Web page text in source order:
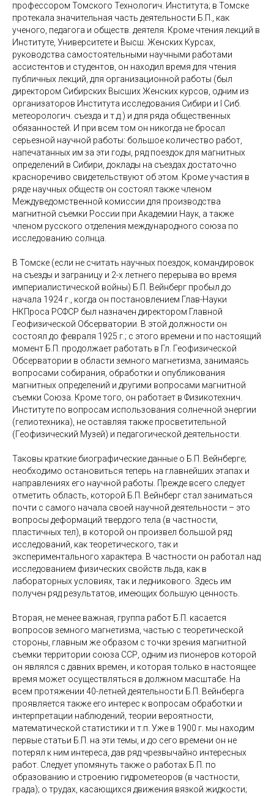
профессором Томского Технологич. Института; в Томске
протекала значительная часть деятельности Б.П., как
ученого, педагога и обществ. деятеля. Кроме чтения лекций в
Институте, Университете и Высш. Женских Курсах,
руководства самостоятельными научными работами
ассистентов и студентов, он находил время для чтения
публичных лекций, для организационной работы (был
директором Сибирских Высших Женских курсов, одним из
организаторов Института исследования Сибири и I Сиб.
метеорологич. съезда и т.д.) и для ряда общественных
обязанностей. И при всем том он никогда не бросал
серьезной научной работы: большое количество работ,
напечатанных им за эти годы, ряд поездок для магнитных
определений в Сибири, доклады на съездах достаточно
красноречиво свидетельствуют об этом. Кроме участия в
ряде научных обществ он состоял также членом
Междуведомственной комиссии для производства
магнитной съемки России при Академии Наук, а также
членом русского отделения международного союза по
исследованию солнца.
В Томске (если не считать научных поездок, командировок
на съезды и заграницу и 2-х летнего перерыва во время
империалистической войны) Б.П. Вейнберг пробыл до
начала 1924 г., когда он постановлением Глав-Науки
НКПроса РСФСР был назначен директором Главной
Геофизической Обсерватории. В этой должности он
состоял до февраля 1925 г.; с этого времени и по настоящий
момент Б.П. продолжает работать в Гл. Геофизической
Обсерватории в области земного магнетизма, занимаясь
вопросами собирания, обработки и опубликования
магнитных определений и другими вопросами магнитной
съемки Союза. Кроме того, он работает в Физикотехнич.
Институте по вопросам использования солнечной энергии
(гелиотехника), не оставляя также просветительной
(Геофизический Музей) и педагогической деятельности.
Таковы краткие биографические данные о Б.П. Вейнберге;
необходимо остановиться теперь на главнейших этапах и
направлениях его научной работы. Прежде всего следует
отметить область, которой Б.П. Вейнберг стал заниматься
почти с самого начала своей научной деятельности – это
вопросы деформаций твердого тела (в частности,
пластичных тел), в которой он произвел большой ряд
исследований, как теоретического, так и
экспериментального характера. В частности он работал над
исследованием физических свойств льда, как в
лабораторных условиях, так и ледникового. Здесь им
получен ряд результатов, имеющих большую ценность.
Вторая, не менее важная, группа работ Б.П. касается
вопросов земного магнетизма, частью с теоретической
стороны, главным же образом с точки зрения магнитной
съемки территории союза ССР, одним из пионеров которой
он являлся с давних времен, и которая только в настоящее
время может осуществляться в должном масштабе. На
всем протяжении 40-летней деятельности Б.П. Вейнберга
проявляется также его интерес к вопросам обработки и
интерпретации наблюдений, теории вероятности,
математической статистики и т.п. Уже в 1900 г. мы находим
первые статьи Б.П. на эти темы, и до сего времени он не
потерял к ним интереса, дав ряд чрезвычайно интересных
работ. Следует упомянуть также о работах Б.П. по
образованию и строению гидрометеоров (в частности,
града); о трудах, касающихся движения вязкой жидкости;